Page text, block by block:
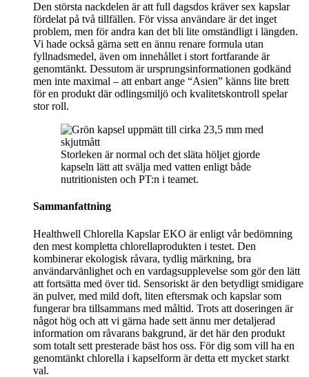
Den största nackdelen är att full dagsdos kräver sex kapslar
fördelat på två tillfällen. För vissa användare är det inget
problem, men för andra kan det bli lite omständligt i längden.
Vi hade också gärna sett en ännu renare formula utan
fyllnadsmedel, även om innehållet i stort fortfarande är
genomtänkt. Dessutom är ursprungsinformationen godkänd
men inte maximal – att enbart ange “Asien” känns lite brett
för en produkt där odlingsmiljö och kvalitetskontroll spelar
stor roll.
Storleken är normal och det släta höljet gjorde
kapseln lätt att svälja med vatten enligt både
nutritionisten och PT:n i teamet.
Sammanfattning
Healthwell Chlorella Kapslar EKO är enligt vår bedömning
den mest kompletta chlorellaprodukten i testet. Den
kombinerar ekologisk råvara, tydlig märkning, bra
användarvänlighet och en vardagsupplevelse som gör den lätt
att fortsätta med över tid. Sensoriskt är den betydligt smidigare
än pulver, med mild doft, liten eftersmak och kapslar som
fungerar bra tillsammans med måltid. Trots att doseringen är
något hög och att vi gärna hade sett ännu mer detaljerad
information om råvarans bakgrund, är det här den produkt
som totalt sett presterade bäst hos oss. För dig som vill ha en
genomtänkt chlorella i kapselform är detta ett mycket starkt
val.